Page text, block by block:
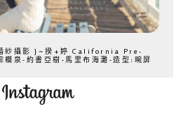
紗攝影 }~揆+婷 California Pre-
泉-約書亞樹-馬里布海灘-造型:晼屏